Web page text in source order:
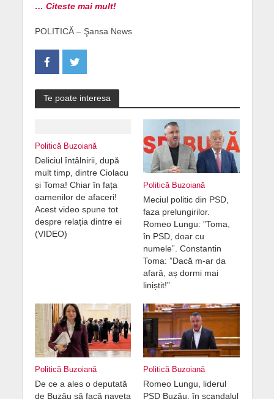
… Citeste mai mult!
POLITICĂ – Şansa News
Te poate interesa
Politică Buzoiană
Deliciul întâlnirii, după
mult timp, dintre Ciolacu
și Toma! Chiar în fața
oamenilor de afaceri!
Acest video spune tot
despre relația dintre ei
(VIDEO)
Politică Buzoiană
Meciul politic din PSD,
faza prelungirilor.
Romeo Lungu: ”Toma,
în PSD, doar cu
numele”. Constantin
Toma: ”Dacă m-ar da
afară, aș dormi mai
liniștit!”
Politică Buzoiană
De ce a ales o deputată
de Buzău să facă naveta
Politică Buzoiană
Romeo Lungu, liderul
PSD Buzău, în scandalul